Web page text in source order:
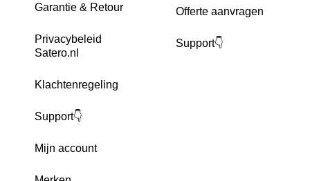
Garantie & Retour
Privacybeleid
Satero.nl
Klachtenregeling
Support👇
Mijn account
Offerte aanvragen
Support👇